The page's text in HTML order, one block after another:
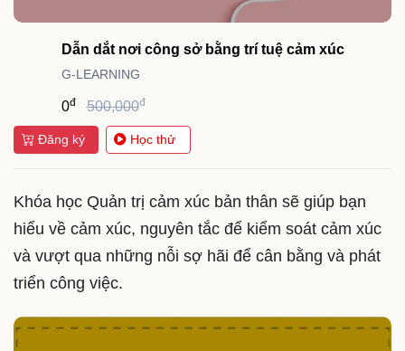
Dẫn dắt nơi công sở bằng trí tuệ cảm xúc
G-LEARNING
0đ 500,000đ
Đăng ký Học thử
Khóa học Quản trị cảm xúc bản thân sẽ giúp bạn
hiểu về cảm xúc, nguyên tắc để kiểm soát cảm xúc
và vượt qua những nỗi sợ hãi để cân bằng và phát
triển công việc.